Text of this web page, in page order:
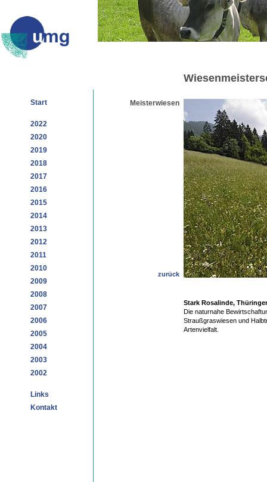
Start
2022
2020
2019
2018
2017
2016
2015
2014
2013
2012
2011
2010
2009
2008
2007
2006
2005
2004
2003
2002
Links
Kontakt
Meisterwiesen
zurück
Stark Rosalinde,
Die naturnahe
Straußgraswiesen und
Artenvielfalt.